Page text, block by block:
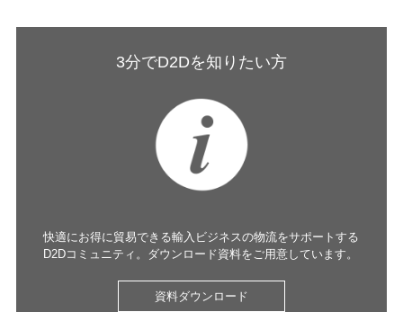
3分でD2Dを知りたい方
快適にお得に貿易できる輸入ビジネスの物流をサポートする
D2Dコミュニティ。ダウンロード資料をご用意しています。
資料ダウンロード